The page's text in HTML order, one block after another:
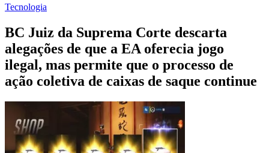
Tecnologia
BC Juiz da Suprema Corte descarta
alegações de que a EA oferecia jogo
ilegal, mas permite que o processo de
ação coletiva de caixas de saque continue